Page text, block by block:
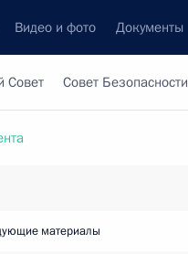
Видео и фото Документы
Совет Совет Безопасности
материалы